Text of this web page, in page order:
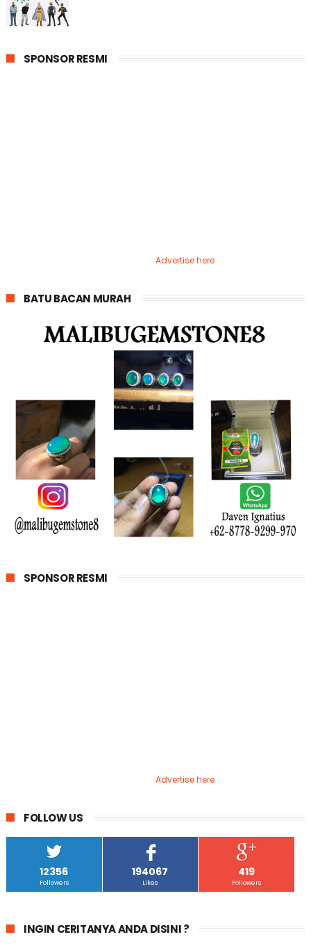
SPONSOR RESMI
Advertise here
BATU BACAN MURAH
SPONSOR RESMI
Advertise here
FOLLOW US
12356
Followers
194067
Likes
419
Followers
INGIN CERITANYA ANDA DISINI ?